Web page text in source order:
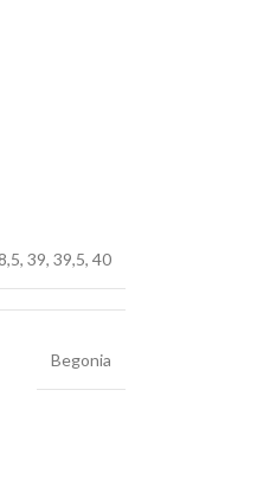
, 39, 39,5, 40
Begonia